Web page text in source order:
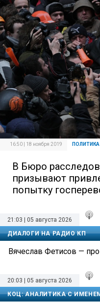
16:50 | 18 ноября 2019 ПОЛИТИКА
В Бюро
призывают
попытку
21:03 | 05 августа 2026
ДИАЛОГИ НА РАДИО КП
Вячеслав Фетисов —
20:03 | 05 августа 2026
КОЦ: АНАЛИТИКА С